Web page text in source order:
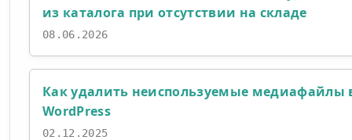
из каталога при отсутствии на складе
08.06.2026
Как удалить неиспользуемые медиафайлы
WordPress
02.12.2025